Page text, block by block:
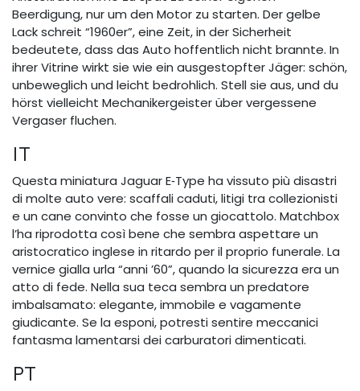
Beerdigung, nur um den Motor zu starten. Der gelbe
Lack schreit “1960er”, eine Zeit, in der Sicherheit
bedeutete, dass das Auto hoffentlich nicht brannte. In
ihrer Vitrine wirkt sie wie ein ausgestopfter Jäger: schön,
unbeweglich und leicht bedrohlich. Stell sie aus, und du
hörst vielleicht Mechanikergeister über vergessene
Vergaser fluchen.
IT
Questa miniatura Jaguar E‑Type ha vissuto più disastri
di molte auto vere: scaffali caduti, litigi tra collezionisti
e un cane convinto che fosse un giocattolo. Matchbox
l’ha riprodotta così bene che sembra aspettare un
aristocratico inglese in ritardo per il proprio funerale. La
vernice gialla urla “anni ’60”, quando la sicurezza era un
atto di fede. Nella sua teca sembra un predatore
imbalsamato: elegante, immobile e vagamente
giudicante. Se la esponi, potresti sentire meccanici
fantasma lamentarsi dei carburatori dimenticati.
PT